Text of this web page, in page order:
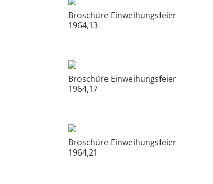
Broschüre Einweihungsfeier
1964,13
Broschüre Einweihungsfeier
1964,17
Broschüre Einweihungsfeier
1964,21